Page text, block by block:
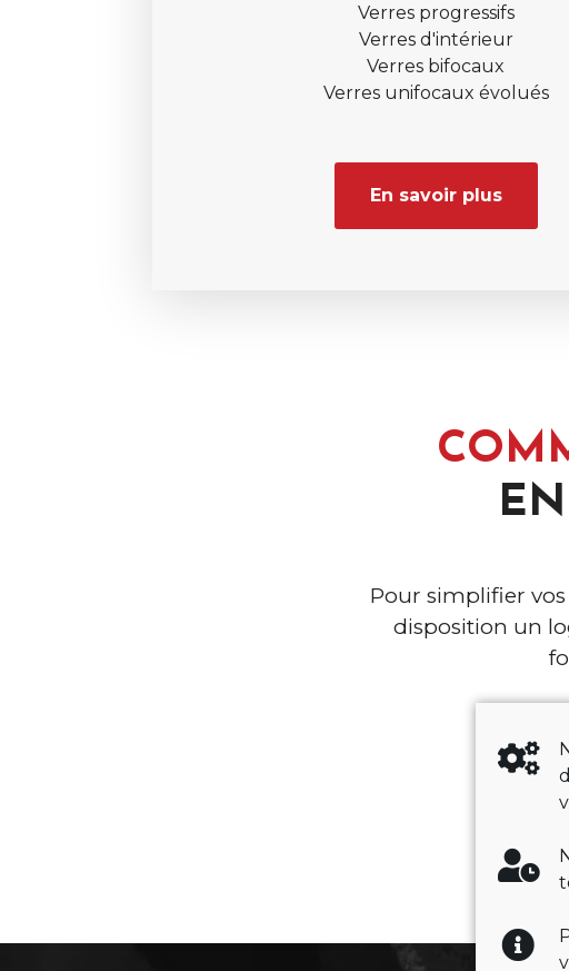
Verres progressifs
Verres d'intérieur
Verres bifocaux
Verres unifocaux évolués
En savoir plus
Pour simplifier
disposition un